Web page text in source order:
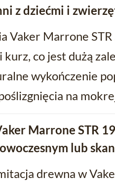
z dziećmi i
Vaker Marrone
kurz, co jest dużą
wykończenie
na
Marrone STR
lub
drewna w